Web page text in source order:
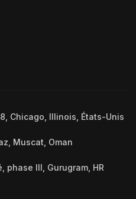
Chicago, Illinois, États-Unis
Muscat, Oman
phase III, Gurugram, HR